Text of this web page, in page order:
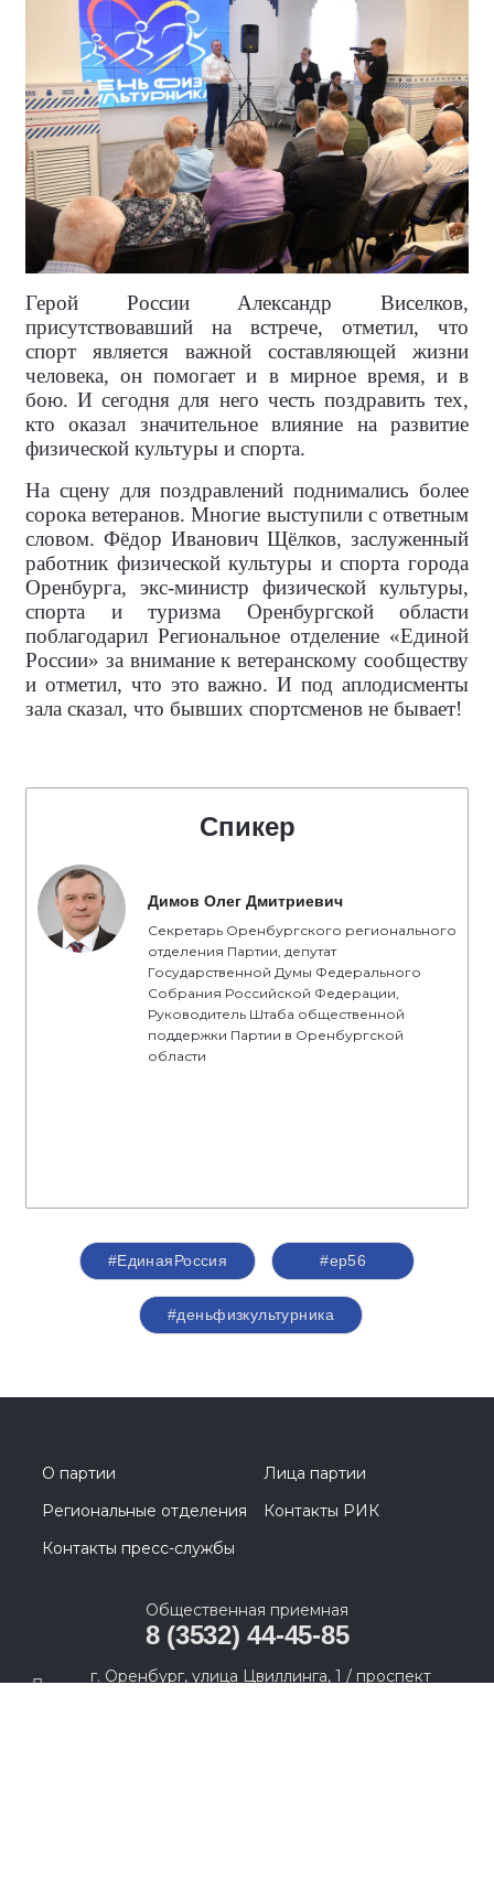
Герой России Александр Виселков,
присутствовавший на встрече, отметил, что
спорт является важной составляющей жизни
человека, он помогает и в мирное время, и в
бою. И сегодня для него честь поздравить тех,
кто оказал значительное влияние на развитие
физической культуры и спорта.
На сцену для поздравлений поднимались более
сорока ветеранов. Многие выступили с ответным
словом. Фёдор Иванович Щёлков, заслуженный
работник физической культуры и спорта города
Оренбурга, экс-министр физической культуры,
спорта и туризма Оренбургской области
поблагодарил Региональное отделение «Единой
России» за внимание к ветеранскому сообществу
и отметил, что это важно. И под аплодисменты
зала сказал, что бывших спортсменов не бывает!
Спикер
Димов Олег Дмитриевич
Секретарь Оренбургского регионального
отделения Партии, депутат
Государственной Думы Федерального
Собрания Российской Федерации,
Руководитель Штаба общественной
поддержки Партии в Оренбургской
области
#ЕдинаяРоссия #ер56
#деньфизкультурника
О партии
Лица партии
Региональные отделения
Контакты РИК
Контакты пресс-службы
Общественная приемная
8 (3532) 44-45-85
г. Оренбург, улица Цвиллинга, 1 / проспект